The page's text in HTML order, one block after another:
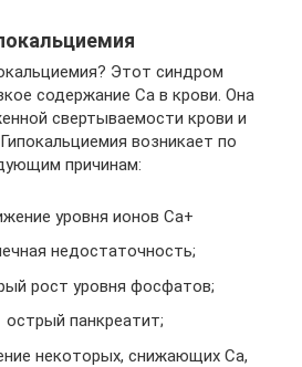
Этот синдром
содержание Са в крови. Она
свертываемости крови и
возникает по
причинам:
уровня ионов Ca+
недостаточность;
рост уровня фосфатов;
острый панкреатит;
некоторых, снижающих Са,